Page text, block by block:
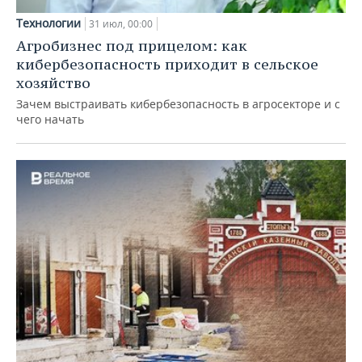
Технологии 31 июл, 00:00
Агробизнес под прицелом: как
кибербезопасность приходит в сельское
хозяйство
Зачем выстраивать кибербезопасность в агросекторе и с
чего начать